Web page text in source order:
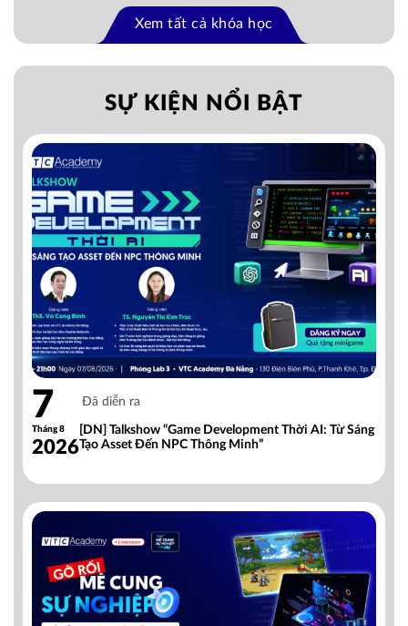
Xem tất cả khóa học
SỰ KIỆN NỔI BẬT
7
Tháng 8
2026
Đã diễn ra
[DN] Talkshow “Game Development Thời AI: Từ Sáng
Tạo Asset Đến NPC Thông Minh”